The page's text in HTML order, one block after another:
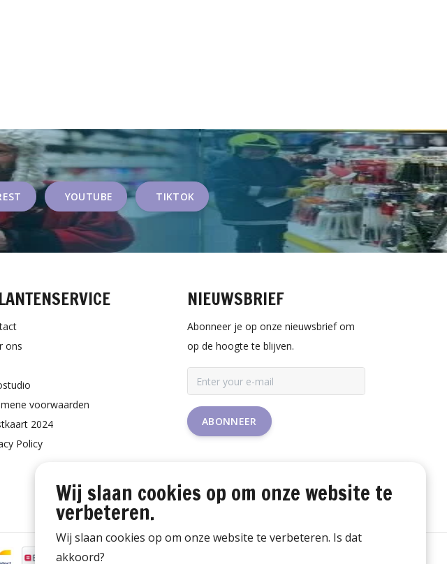
YOUTUBE TIKTOK
ons
voorwaarden
2024
Policy
NIEUWSBRIEF
Abonneer je op onze nieuwsbrief om
op de hoogte te blijven.
ABONNEER
Wij slaan cookies op om onze website te
verbeteren.
Wij slaan cookies op om onze website te verbeteren. Is dat
akkoord?